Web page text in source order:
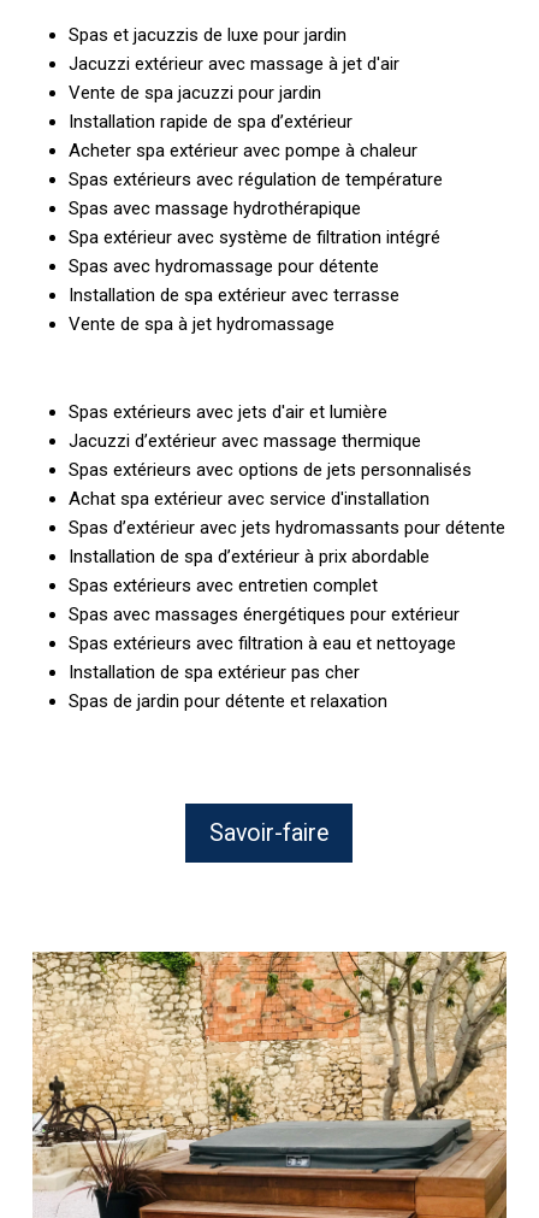
Spas et jacuzzis de luxe pour jardin
Jacuzzi extérieur avec massage à jet d'air
Vente de spa jacuzzi pour jardin
Installation rapide de spa d’extérieur
Acheter spa extérieur avec pompe à chaleur
Spas extérieurs avec régulation de température
Spas avec massage hydrothérapique
Spa extérieur avec système de filtration intégré
Spas avec hydromassage pour détente
Installation de spa extérieur avec terrasse
Vente de spa à jet hydromassage
Spas extérieurs avec jets d'air et lumière
Jacuzzi d’extérieur avec massage thermique
Spas extérieurs avec options de jets personnalisés
Achat spa extérieur avec service d'installation
Spas d’extérieur avec jets hydromassants pour détente
Installation de spa d’extérieur à prix abordable
Spas extérieurs avec entretien complet
Spas avec massages énergétiques pour extérieur
Spas extérieurs avec filtration à eau et nettoyage
Installation de spa extérieur pas cher
Spas de jardin pour détente et relaxation
Savoir-faire
Intégration
d’un
Spa
Encastré
dans
une
Terrasse
Bois